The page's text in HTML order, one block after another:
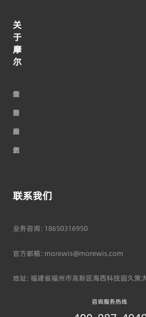
关
于
摩
尔
走
进
摩
尔
荣
誉
资
质
公
司
服
务
最
新
动
态
行
业
资
讯
加
入
我
们
联系我们
业务咨询：18650316950
官方邮箱：morewis@morewis.com
地址：福建省福州市高新区海西科技园久策
咨询服务热线